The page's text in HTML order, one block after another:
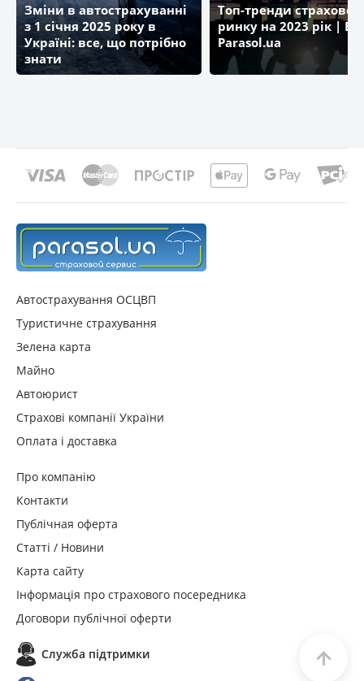
Зміни в автострахуванні
з 1 січня 2025 року в
Україні: все, що потрібно
знати
Топ-тренди
ринку на 2023 рік |
Parasol.ua
Автострахування ОСЦВП
Туристичне страхування
Зелена карта
Майно
Автоюрист
Страхові компанії України
Оплата і доставка
Про компанію
Контакти
Публічная оферта
Статті / Новини
Карта сайту
Інформація про страхового посередника
Договори публічної оферти
Служба пiдтримки